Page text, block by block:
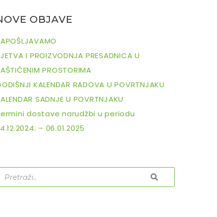
OBJAVE
I PROIZVODNJA PRESADNICA U
PROSTORIMA
KALENDAR RADOVA U POVRTNJAKU
SADNJE U POVRTNJAKU
dostave narudžbi u periodu
– 06.01.2025